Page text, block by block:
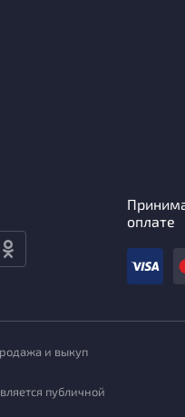
оплате
и выкуп
публичной